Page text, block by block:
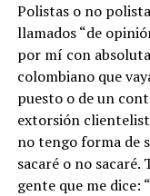
Polistas o no
llamados “de
por mí con
colombiano que
puesto o de un
extorsión
no tengo forma de
sacaré o no
gente que me dice: